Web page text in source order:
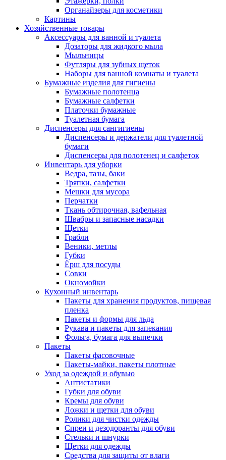
Органайзеры для косметики
Картины
Хозяйственные товары
Аксессуары для ванной и туалета
Дозаторы для жидкого мыла
Мыльницы
Футляры для зубных щеток
Наборы для ванной комнаты и туалета
Бумажные изделия для гигиены
Бумажные полотенца
Бумажные салфетки
Платочки бумажные
Туалетная бумага
Диспенсеры для сангигиены
Диспенсеры и держатели для туалетной
бумаги
Диспенсеры для полотенец и салфеток
Инвентарь для уборки
Ведра, тазы, баки
Тряпки, салфетки
Мешки для мусора
Перчатки
Ткань обтирочная, вафельная
Швабры и запасные насадки
Щетки
Грабли
Веники, метлы
Губки
Ёрш для посуды
Совки
Окномойки
Кухонный инвентарь
Пакеты для хранения продуктов, пищевая
пленка
Пакеты и формы для льда
Рукава и пакеты для запекания
Фольга, бумага для выпечки
Пакеты
Пакеты фасовочные
Пакеты-майки, пакеты плотные
Уход за одеждой и обувью
Антистатики
Губки для обуви
Кремы для обуви
Ложки и щетки для обуви
Ролики для чистки одежды
Спреи и дезодоранты для обуви
Стельки и шнурки
Щетки для одежды
Средства для защиты от влаги